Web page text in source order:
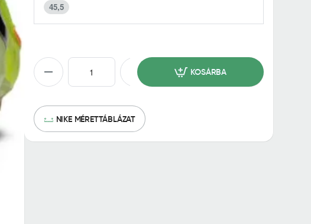
45,5
KOSÁRBA
NIKE MÉRETTÁBLÁZAT